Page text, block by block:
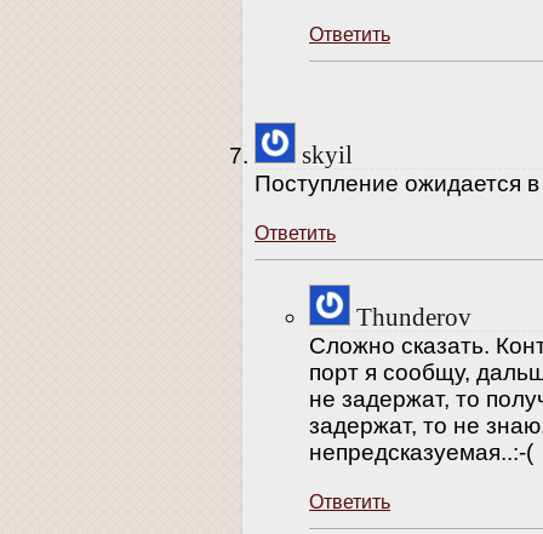
Ответить
skyil
Поступление ожидается
Ответить
Thunderov
Сложно сказать.
порт я сообщу,
не задержат, то
задержат, то не
непредсказуемая..:-(
Ответить